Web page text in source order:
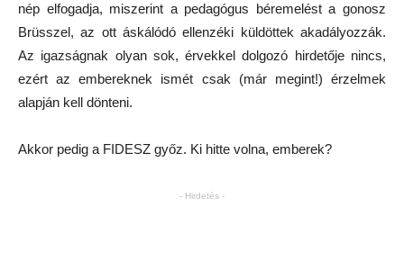
nép elfogadja, miszerint a pedagógus béremelést a gonosz
Brüsszel, az ott áskálódó ellenzéki küldöttek akadályozzák.
Az igazságnak olyan sok, érvekkel dolgozó hirdetője nincs,
ezért az embereknek ismét csak (már megint!) érzelmek
alapján kell dönteni.
Akkor pedig a FIDESZ győz. Ki hitte volna, emberek?
- Hirdetés -